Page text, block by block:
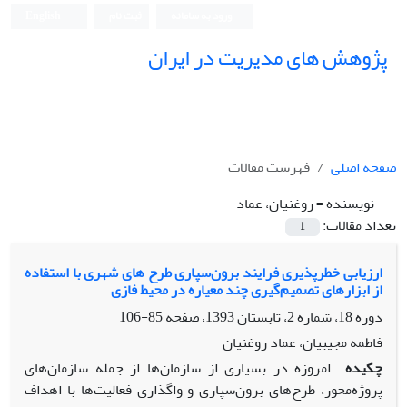
پژوهش های مدیریت در ایران
صفحه اصلی
فهرست مقالات
نویسنده =روغنیان، عماد
تعداد مقالات:
1
ارزیابی خطرپذیری فرایند برون‌سپاری طرح های شهری با استفاده
از ابزارهای تصمیم‌گیری چند معیاره در محیط فازی
دوره 18، شماره 2، تابستان 1393، صفحه
85-106
فاطمه مجیبیان، عماد روغنیان
چکیده امروزه در بسیاری از سازمان‌ها از جمله سازمان‌های
پروژه‌محور، طرح‌های برون‌سپاری و واگذاری فعالیت‌ها با اهداف